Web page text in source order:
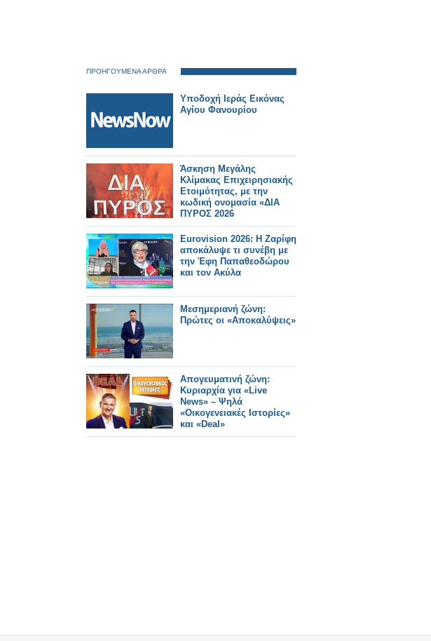
ΠΡΟΗΓΟΥΜΕΝΑ ΑΡΘΡΑ
Υποδοχή Ιεράς Εικόνας
Αγίου Φανουρίου
Άσκηση Μεγάλης
Κλίμακας Επιχειρησιακής
Ετοιμότητας, με την
κωδική ονομασία «ΔΙΑ
ΠΥΡΟΣ 2026
Eurovision 2026: Η Ζαρίφη
αποκάλυψε τι συνέβη με
την Έφη Παπαθεοδώρου
και τον Ακύλα
Μεσημεριανή ζώνη:
Πρώτες οι «Αποκαλύψεις»
Απογευματινή ζώνη:
Κυριαρχία για «Live
News» – Ψηλά
«Οικογενειακές Ιστορίες»
και «Deal»